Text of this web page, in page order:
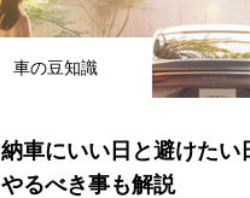
車の豆知識
納車にいい日と避けたい
やるべき事も解説